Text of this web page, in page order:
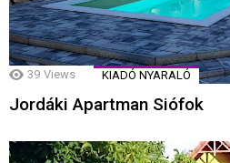
39 Views KIADÓ NYARALÓ
Jordáki Apartman Siófok